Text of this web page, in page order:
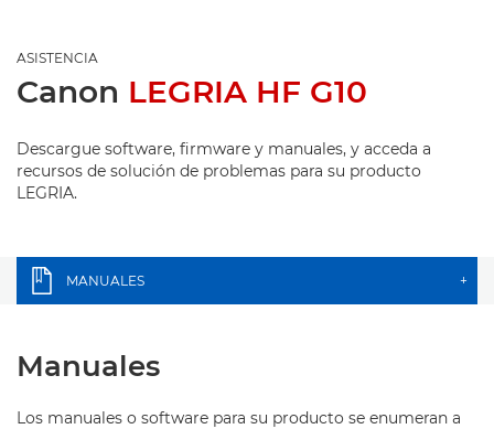
ASISTENCIA
Canon LEGRIA HF G10
Descargue software, firmware y manuales, y acceda a
recursos de solución de problemas para su producto
LEGRIA.
MANUALES +
Manuales
Los manuales o software para su producto se enumeran a